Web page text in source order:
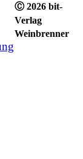
Ⓒ 2026 bit-
Verlag
Weinbrenner